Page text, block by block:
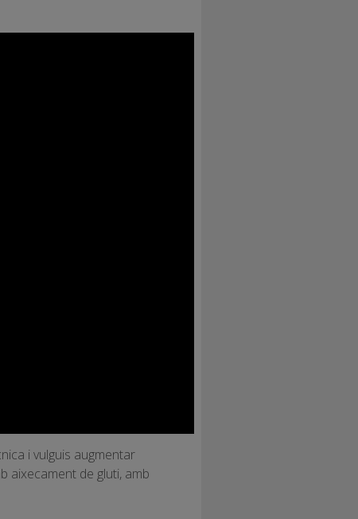
i vulguis augmentar
aixecament de gluti, amb